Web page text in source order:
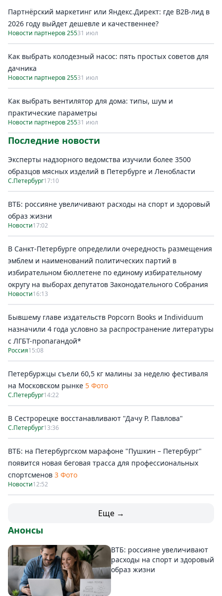
Партнёрский маркетинг или Яндекс.Директ: где B2B-лид в
2026 году выйдет дешевле и качественнее?
Новости партнеров 25531 июл
Как выбрать колодезный насос: пять простых советов для
дачника
Новости партнеров 25531 июл
Как выбрать вентилятор для дома: типы, шум и
практические параметры
Новости партнеров 25531 июл
Последние новости
Эксперты надзорного ведомства изучили более 3500
образцов мясных изделий в Петербурге и Ленобласти
С.Петербург17:10
ВТБ: россияне увеличивают расходы на спорт и здоровый
образ жизни
Новости17:02
В Санкт-Петербурге определили очередность размещения
эмблем и наименований политических партий в
избирательном бюллетене по единому избирательному
округу на выборах депутатов Законодательного Собрания
Новости16:13
Бывшему главе издательств Popcorn Books и Individuum
назначили 4 года условно за распространение литературы
с ЛГБТ-пропагандой*
Россия15:08
Петербуржцы съели 60,5 кг малины за неделю фестиваля
на Московском рынке 5 Фото
С.Петербург14:22
В Сестрорецке восстанавливают "Дачу Р. Павлова"
С.Петербург13:36
ВТБ: на Петербургском марафоне "Пушкин – Петербург"
появится новая беговая трасса для профессиональных
спортсменов 3 Фото
Новости12:52
Еще →
Анонсы
ВТБ: россияне увеличивают
расходы на спорт и здоровый
образ жизни